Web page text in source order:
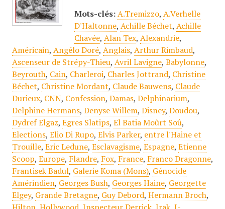
Mots-clés: A.Tremizzo, A.Verhelle
D'Haltonne, Achille Béchet, Achille
Chavée, Alan Tex, Alexandrie,
Américain, Angélo Doré, Anglais, Arthur Rimbaud,
Ascenseur de Strépy-Thieu, Avril Lavigne, Babylonne,
Beyrouth, Cain, Charleroi, Charles Jottrand, Christine
Béchet, Christine Mordant, Claude Bauwens, Claude
Durieux, CNN, Confession, Damas, Delphinarium,
Delphine Hermans, Denyse Willem, Disney, Doudou,
Dydref Elgaz, Egres Slatips, El Batia Moûrt Soû,
Elections, Elio Di Rupo, Elvis Parker, entre l'Haine et
Trouille, Eric Ledune, Esclavagisme, Espagne, Etienne
Scoop, Europe, Flandre, Fox, France, Franco Dragonne,
Frantisek Badul, Galerie Koma (Mons), Génocide
Amérindien, Georges Bush, Georges Haine, Georgette
Elgey, Grande Bretagne, Guy Debord, Hermann Broch,